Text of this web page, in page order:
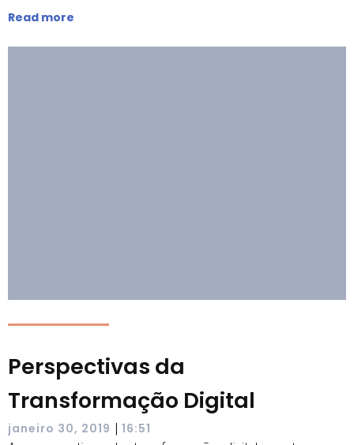
Read more
Perspectivas da
Transformação Digital
janeiro 30, 2019 | 16:51